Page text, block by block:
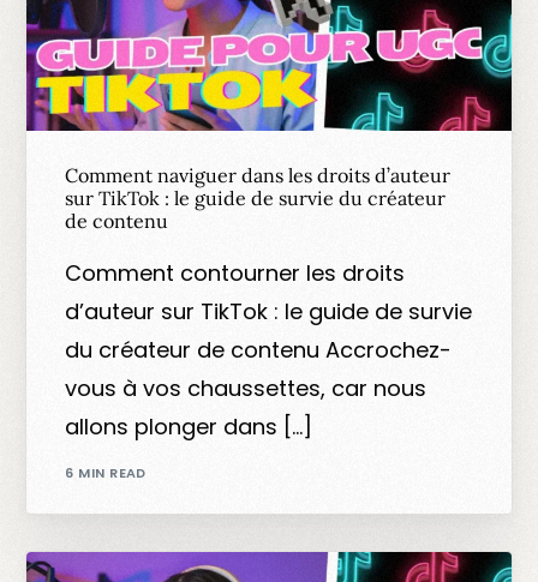
Comment naviguer dans les droits d’auteur
sur TikTok : le guide de survie du créateur
de contenu
Comment contourner les droits
d’auteur sur TikTok : le guide de survie
du créateur de contenu Accrochez-
vous à vos chaussettes, car nous
allons plonger dans […]
6 MIN READ